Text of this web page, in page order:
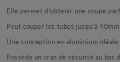
Elle permet d'obtenir une coupe
Peut couper les tubes jusqu'à 40mm.
Une conception en aluminium
Possède un cran de sécurité au bas